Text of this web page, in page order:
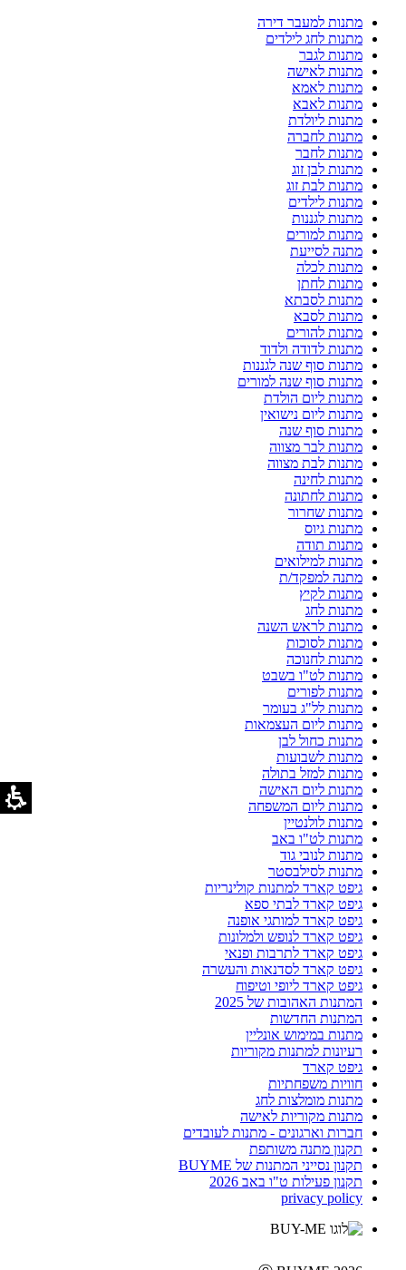
מתנות למעבר דירה
מתנות לחג לילדים
מתנות לגבר
מתנות לאישה
מתנות לאמא
מתנות לאבא
מתנות ליולדת
מתנות לחברה
מתנות לחבר
מתנות לבן זוג
מתנות לבת זוג
מתנות לילדים
מתנות לגננות
מתנות למורים
מתנה לסייעת
מתנות לכלה
מתנות לחתן
מתנות לסבתא
מתנות לסבא
מתנות להורים
מתנות לדודה ולדוד
מתנות סוף שנה לגננות
מתנות סוף שנה למורים
מתנות ליום הולדת
מתנות ליום נישואין
מתנות סוף שנה
מתנות לבר מצווה
מתנות לבת מצווה
מתנות לחינה
מתנות לחתונה
מתנות שחרור
מתנות גיוס
מתנות תודה
מתנות למילואים
מתנה למפקד/ת
מתנות לקיץ
מתנות לחג
מתנות לראש השנה
מתנות לסוכות
מתנות לחנוכה
מתנות לט"ו בשבט
מתנות לפורים
מתנות לל"ג בעומר
מתנות ליום העצמאות
מתנות כחול לבן
מתנות לשבועות
מתנות למזל בתולה
מתנות ליום האישה
מתנות ליום המשפחה
מתנות לולנטיין
מתנות לט"ו באב
מתנות לנובי גוד
מתנות לסילבסטר
גיפט קארד למתנות קולינריות
גיפט קארד לבתי ספא
גיפט קארד למותגי אופנה
גיפט קארד לנופש ולמלונות
גיפט קארד לתרבות ופנאי
גיפט קארד לסדנאות והעשרה
גיפט קארד ליופי וטיפוח
המתנות האהובות של 2025
המתנות החדשות
מתנות במימוש אונליין
רעיונות למתנות מקוריות
גיפט קארד
חוויות משפחתיות
מתנות מומלצות לחג
מתנות מקוריות לאישה
חברות וארגונים - מתנות לעובדים
תקנון מתנה משותפת
תקנון נסייני המתנות של BUYME
תקנון פעילות ט"ו באב 2026
privacy policy